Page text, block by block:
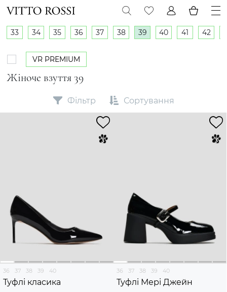
Жіноче взуття 39
33 34 35 36 37 38 39 40 41 42
VR PREMIUM
Фільтр Сортування
36 37 38 39 40
Туфлі класика
36 37 38 39 40
Туфлі Мері Джейн